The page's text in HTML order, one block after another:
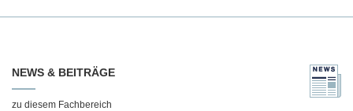
NEWS & BEITRÄGE
zu diesem Fachbereich